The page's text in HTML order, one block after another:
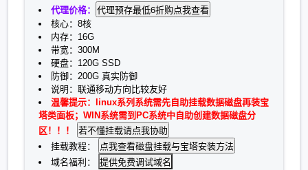
代理价格：
核心：8核
内存：16G
带宽：300M
硬盘：120G SSD
防御：200G 真实防御
说明：联通移动方向比较友好
温馨提示：linux系列系统需先自助挂载数据磁盘再装宝
塔类面板；WIN系统需到PC系统中自助创建数据磁盘分
区！！！
挂载教程：
域名福利：
提供免费调试域名